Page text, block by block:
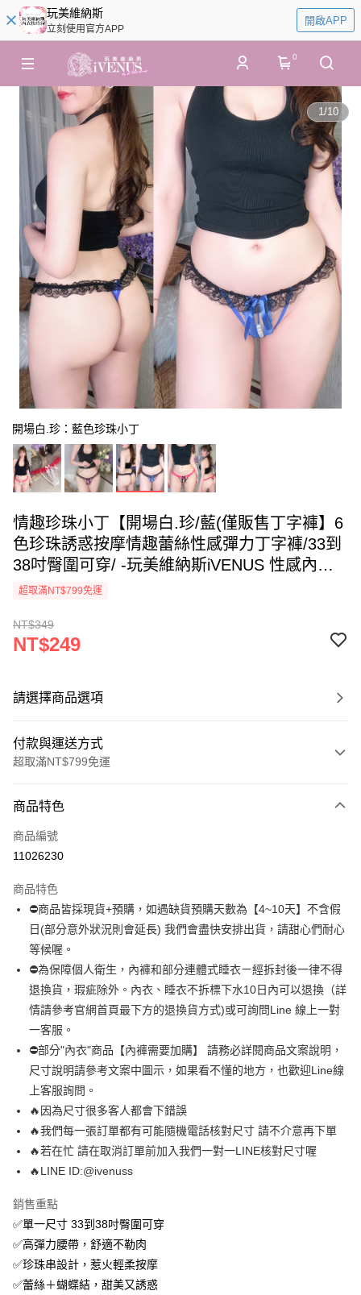
玩美維納斯
立刻使用官方APP
開啟APP
0
1/10
開場白.珍：藍色珍珠小丁
情趣珍珠小丁【開場白.珍/藍(僅販售丁字褲】6
色珍珠誘惑按摩情趣蕾絲性感彈力丁字褲/33到
38吋臀圍可穿/ -玩美維納斯iVENUS 性感內衣
褲快時尚
超取滿NT$799免運
NT$349
NT$249
請選擇商品選項
付款與運送方式
超取滿NT$799免運
信用卡一次付款
超商取貨付款
Apple Pay
街口支付
悠遊付
全盈+PAY
AFTEE先享後付
相關說明
【關於「AFTEE先享後付」】
AFTEE先享後付是「在收到商品之後才付款」的支付方式。 讓您購物簡單
便利好安心！
１．簡單：不需註冊會員、不需綁卡、不需儲值。
３．安心：先確認商品／服務後，再付款。
１．於結帳方式選擇「AFTEE先享後付」後，將跳轉至「AFTEE先享後付」
２．訂單成立數日內，您將收到繳費通知簡訊。
３．收到繳費通知簡訊後14天內，點擊此簡訊中的連結，可透過四大超商／
ATM／網路銀行／等多元方式進行付款，方視為交易完成。
※ 請注意：結帳手續完成當下不需立刻繳費，但若您需要取消訂單，請聯絡
購買商品的店家。未經商家同意取消之訂單仍視為有效，需透過AFTEE先享
後付繳納相關費用。
ATM付款
運送方式
全家 取貨付款約3～4天到貨
每筆NT$80，滿NT$799(含以上)免運費
萊爾富 取貨付款約3～4天到貨
每筆NT$80，滿NT$799(含以上)免運費
商品特色
商品編號
11026230
商品特色
⛔商品皆採現貨+預購，如遇缺貨預購天數為【4~10天】不含假
日(部分意外狀況則會延長) 我們會盡快安排出貨，請甜心們耐心
等候喔。
⛔為保障個人衛生，內褲和部分連體式睡衣ㄧ經拆封後一律不得
退換貨，瑕疵除外。內衣、睡衣不拆標下水10日內可以退換（詳
情請參考官網首頁最下方的退換貨方式)或可詢問Line 線上一對
一客服。
⛔部分"內衣"商品【內褲需要加購】 請務必詳閱商品文案說明，
尺寸說明請參考文案中圖示，如果看不懂的地方，也歡迎Line線
上客服詢問。
🔥因為尺寸很多客人都會下錯誤
🔥我們每一張訂單都有可能隨機電話核對尺寸 請不介意再下單
🔥若在忙 請在取消訂單前加入我們一對一LINE核對尺寸喔
🔥LINE ID:@ivenuss
銷售重點
✅單一尺寸 33到38吋臀圍可穿
✅高彈力腰帶，舒適不勒肉
✅珍珠串設計，惹火輕柔按摩
✅蕾絲＋蝴蝶結，甜美又誘惑